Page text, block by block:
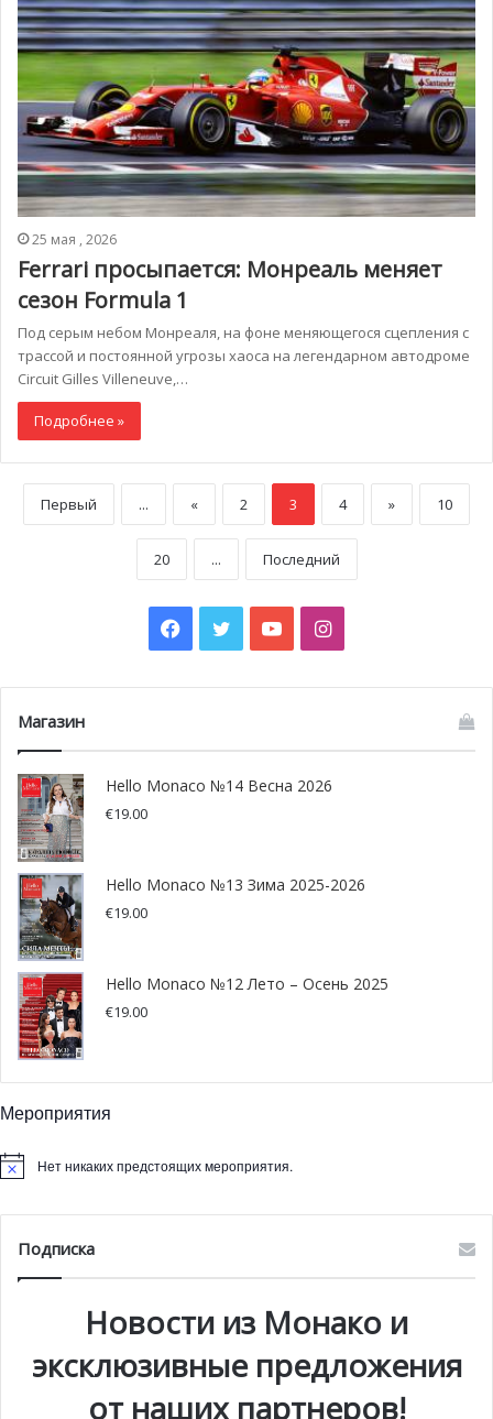
25 мая , 2026
Ferrari просыпается: Монреаль меняет
сезон Formula 1
Под серым небом Монреаля, на фоне меняющегося сцепления с
трассой и постоянной угрозы хаоса на легендарном автодроме
Circuit Gilles Villeneuve,…
Подробнее »
Первый ... « 2 3 4 » 10
20 ... Последний
Facebook
TwitterYouTubeInstagram
Магазин
Hello Monaco №14 Весна 2026
€19.00
Hello Monaco №13 Зима 2025-2026
€19.00
Hello Monaco №12 Лето – Осень 2025
€19.00
Мероприятия
Нет никаких предстоящих мероприятия.
Подписка
Новости из Монако и
эксклюзивные предложения
от наших партнеров!